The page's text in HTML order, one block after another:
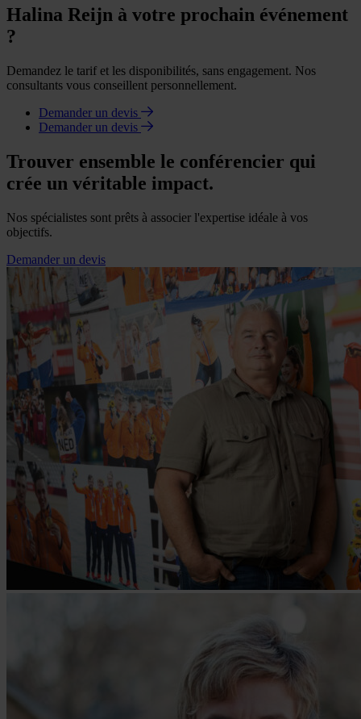
Halina Reijn à votre prochain événement
?
Demandez le tarif et les disponibilités, sans engagement. Nos
consultants vous conseillent personnellement.
Demander un devis
Demander un devis
Trouver ensemble le conférencier qui
crée un véritable impact.
Nos spécialistes sont prêts à associer l'expertise idéale à vos
objectifs.
Demander un devis